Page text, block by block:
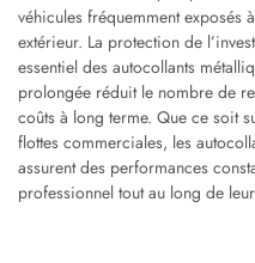
véhicules fréquemment exposés
extérieur. La protection de
essentiel des autocollants
prolongée réduit le nombre de
coûts à long terme. Que ce soit
flottes commerciales, les
assurent des performances
professionnel tout au long de